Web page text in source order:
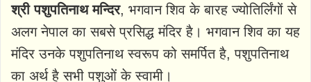
श्री पशुपतिनाथ मन्दिर, भगवान शिव के बारह ज्योतिर्लिंगों से
अलग नेपाल का सबसे प्रसिद्ध मंदिर है। भगवान शिव का यह
मंदिर उनके पशुपतिनाथ स्वरूप को समर्पित है, पशुपतिनाथ
का अर्थ है सभी पशुओं के स्वामी।